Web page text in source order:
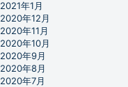
2021年1月
2020年12月
2020年11月
2020年10月
2020年9月
2020年8月
2020年7月